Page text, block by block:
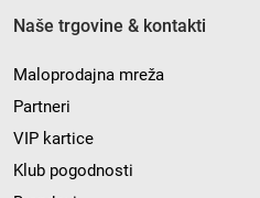
Naše trgovine & kontakti
Maloprodajna mreža
Partneri
VIP kartice
Klub pogodnosti